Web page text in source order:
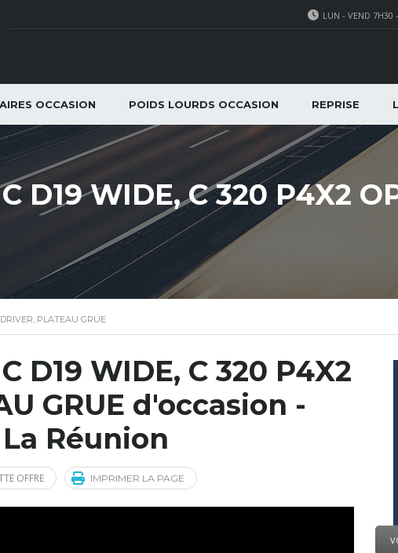
LUN - VEND 7H30
OCCASION POIDS LOURDS OCCASION REPRISE
D19 WIDE, C 320 P4X2
PLATEAU GRUE
D19 WIDE, C 320 P4X2
GRUE d'occasion -
Réunion
OFFRE IMPRIMER LA PAGE